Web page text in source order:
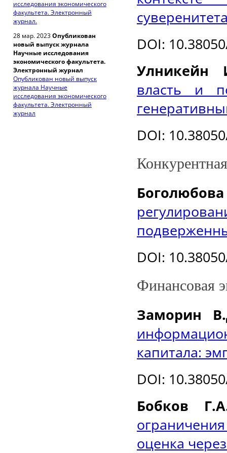
исследования экономического
факультета. Электронный
журнал.
28 мар. 2023Опубликован
новый выпуск журнала
Научные исследования
экономического факультета.
Электронный журнал
Опубликован новый выпуск
журнала Научные
исследования экономического
факультета. Электронный
журнал
DOI:
власть и
DOI:
DOI:
Финансовая
Заморин
капитала:
DOI:
Бобков
оценка